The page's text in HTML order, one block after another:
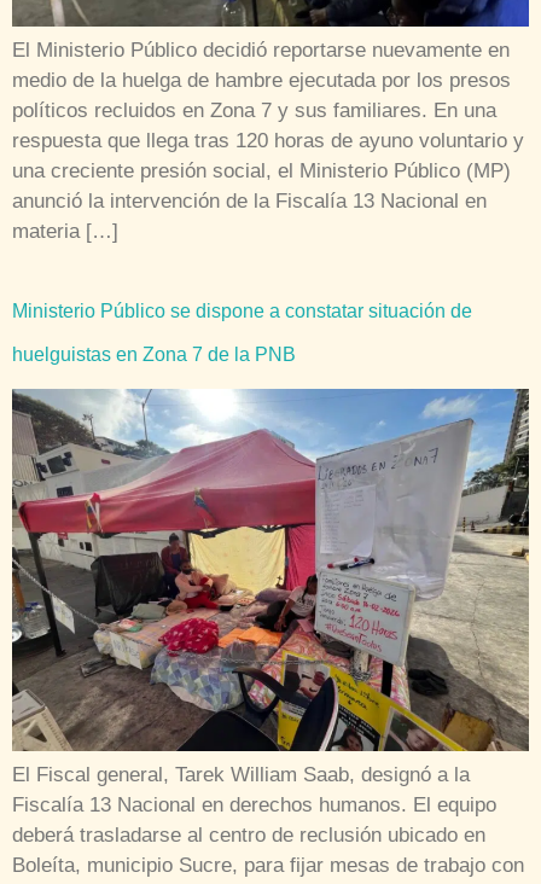
El Ministerio Público decidió reportarse nuevamente en
medio de la huelga de hambre ejecutada por los presos
políticos recluidos en Zona 7 y sus familiares. En una
respuesta que llega tras 120 horas de ayuno voluntario y
una creciente presión social, el Ministerio Público (MP)
anunció la intervención de la Fiscalía 13 Nacional en
materia […]
Ministerio Público se dispone a constatar situación de
huelguistas en Zona 7 de la PNB
El Fiscal general, Tarek William Saab, designó a la
Fiscalía 13 Nacional en derechos humanos. El equipo
deberá trasladarse al centro de reclusión ubicado en
Boleíta, municipio Sucre, para fijar mesas de trabajo con